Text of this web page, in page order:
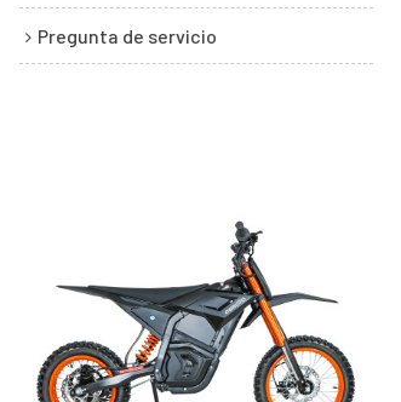
Pregunta de servicio